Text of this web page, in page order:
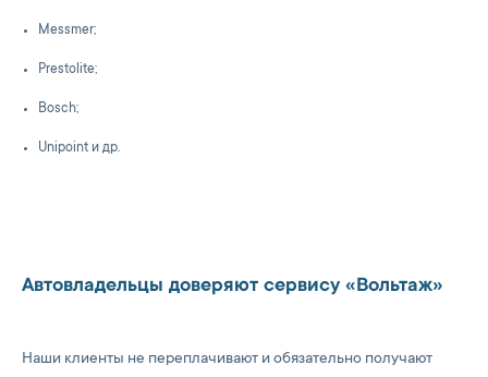
Messmer;
Prestolite;
Bosch;
Unipoint и др.
Автовладельцы доверяют сервису «Вольтаж»
Наши клиенты не переплачивают и обязательно получают